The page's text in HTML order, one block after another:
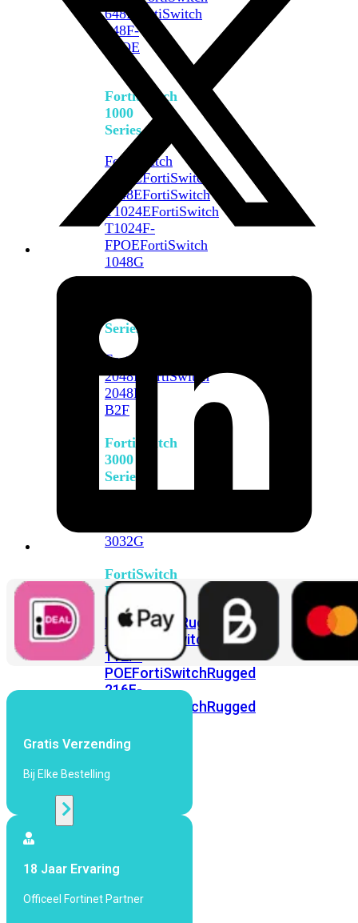
648F
FortiSwitch
648F-
FPOE
FortiSwitch
1000
Series
FortiSwitch
1024EFortiSwitch
1048EFortiSwitch
T1024EFortiSwitch
T1024F-
FPOEFortiSwitch
1048G
Series
FortiSwitch
2048F
FortiSwitch
2048F-
B2F
FortiSwitch
3000
Series
3032G
FortiSwitch
Ruggedized
FortiSwitchRugged
108F
FortiSwitchRugged
112F-
POEFortiSwitchRugged
216F-
FortiSwitchRugged
POE
Points
Gratis Verzending
Bij Elke Bestelling
18 Jaar Ervaring
Officeel Fortinet Partner